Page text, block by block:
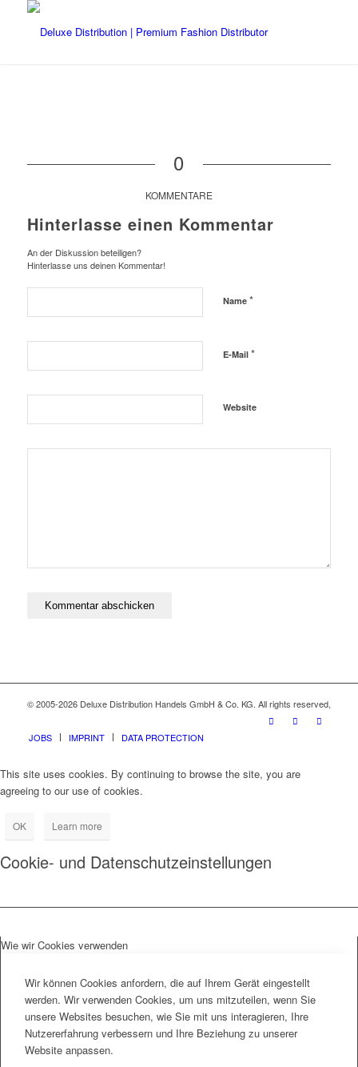
0
KOMMENTARE
Hinterlasse einen Kommentar
An der Diskussion beteiligen?
Hinterlasse uns deinen Kommentar!
Name *
E-Mail *
Website
© 2005-2026 Deluxe Distribution Handels GmbH & Co. KG. All rights reserved,
JOBS IMPRINT DATA PROTECTION
This site uses cookies. By continuing to browse the site, you are
agreeing to our use of cookies.
OK Learn more
Cookie- und Datenschutzeinstellungen
Wie wir Cookies verwenden
Wir können Cookies anfordern, die auf Ihrem Gerät eingestellt
werden. Wir verwenden Cookies, um uns mitzuteilen, wenn Sie
unsere Websites besuchen, wie Sie mit uns interagieren, Ihre
Nutzererfahrung verbessern und Ihre Beziehung zu unserer
Website anpassen.